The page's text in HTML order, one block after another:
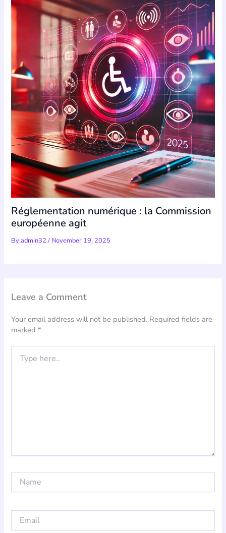
Réglementation numérique : la Commission
européenne agit
Byadmin32/ November 19, 2025
Leave a Comment
Your email address will not be published. Required fields are
marked*
here..
Email